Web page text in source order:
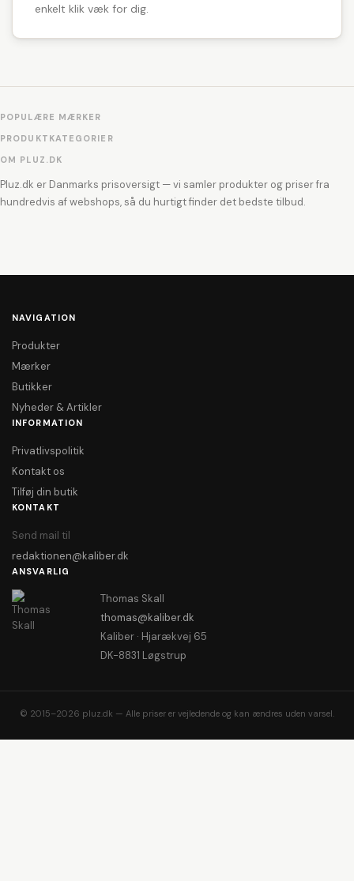
enkelt klik væk for dig.
POPULÆRE MÆRKER
PRODUKTKATEGORIER
OM PLUZ.DK
Pluz.dk er Danmarks prisoversigt — vi samler produkter og priser fra
hundredvis af webshops, så du hurtigt finder det bedste tilbud.
NAVIGATION
Produkter
Mærker
Butikker
Nyheder & Artikler
INFORMATION
Privatlivspolitik
Kontakt os
Tilføj din butik
KONTAKT
Send mail til
redaktionen@kaliber.dk
ANSVARLIG
Thomas Skall
thomas@kaliber.dk
Kaliber · Hjarækvej 65
DK-8831 Løgstrup
© 2015–2026 pluz.dk — Alle priser er vejledende og kan ændres uden varsel.